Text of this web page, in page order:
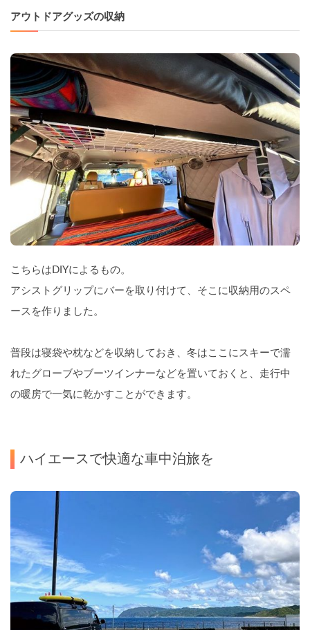
アウトドアグッズの収納
こちらはDIYによるもの。
アシストグリップにバーを取り付けて、そこに収納用のスペ
ースを作りました。
普段は寝袋や枕などを収納しておき、冬はここにスキーで濡
れたグローブやブーツインナーなどを置いておくと、走行中
の暖房で一気に乾かすことができます。
ハイエースで快適な車中泊旅を